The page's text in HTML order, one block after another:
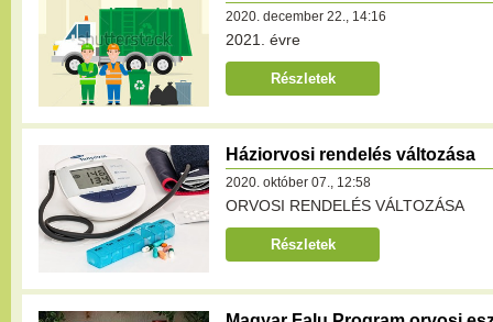
2020. december 22., 14:16
2021. évre
Részletek
Háziorvosi rendelés változása
2020. október 07., 12:58
ORVOSI RENDELÉS VÁLTOZÁSA
Részletek